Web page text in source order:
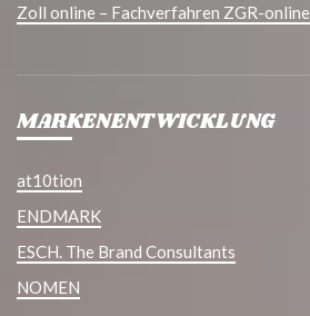
Zoll online – Fachverfahren ZGR-online
MARKENENTWICKLUNG
at10tion
ENDMARK
ESCH. The Brand Consultants
NOMEN